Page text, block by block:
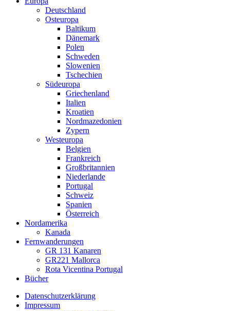
Deutschland
Osteuropa
Baltikum
Dänemark
Polen
Schweden
Slowenien
Tschechien
Südeuropa
Griechenland
Italien
Kroatien
Nordmazedonien
Zypern
Westeuropa
Belgien
Frankreich
Großbritannien
Niederlande
Portugal
Schweiz
Spanien
Österreich
Nordamerika
Kanada
Fernwanderungen
GR 131 Kanaren
GR221 Mallorca
Rota Vicentina Portugal
Bücher
Datenschutzerklärung
Impressum